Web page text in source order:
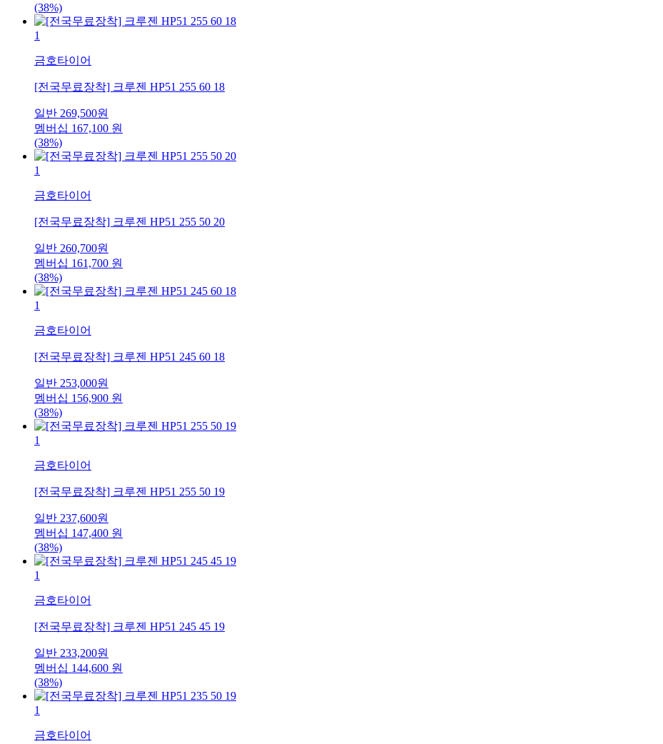
(38%)
1
금호타이어
[전국무료장착] 크루젠 HP51 255 60 18
일반 269,500원
멤버십 167,100 원
(38%)
1
금호타이어
[전국무료장착] 크루젠 HP51 255 50 20
일반 260,700원
멤버십 161,700 원
(38%)
1
금호타이어
[전국무료장착] 크루젠 HP51 245 60 18
일반 253,000원
멤버십 156,900 원
(38%)
1
금호타이어
[전국무료장착] 크루젠 HP51 255 50 19
일반 237,600원
멤버십 147,400 원
(38%)
1
금호타이어
[전국무료장착] 크루젠 HP51 245 45 19
일반 233,200원
멤버십 144,600 원
(38%)
1
금호타이어